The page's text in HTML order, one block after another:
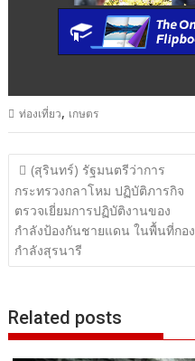
ท่องเที่ยว, เกษตร
แนะแนว
เรื่อง
(สุรินทร์) รัฐมนตรีว่าการ
กระทรวงกลาโหม ปฏิบัติภารกิจ
ตรวจเยี่ยมการปฏิบัติงานของ
กำลังป้องกันชายแดน ในพื้นที่กอง
กำลังสุรนารี
Related posts